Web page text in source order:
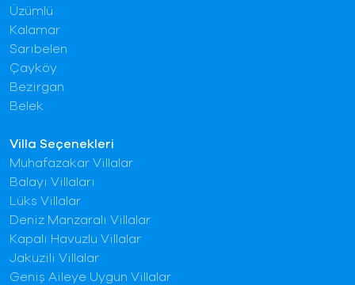
Villa Seçenekleri
Muhafazakar Villalar
Balayı Villaları
Lüks Villalar
Deniz Manzaralı Villalar
Kapalı Havuzlu Villalar
Jakuzili Villalar
Geniş Aileye Uygun Villalar
Üzümlü
Kalamar
Sarıbelen
Çayköy
Bezirgan
Belek